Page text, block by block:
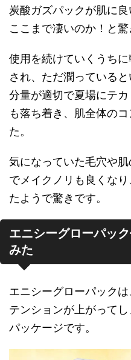
炭酸ガズパックが肌に良
ここまで凄いのか！と驚
使用を続けていくうち
され、ただ潤っている
分量が適切で夏場にテ
も落ち着き、肌全体の
た。
気になっていた毛穴や
でメイクノリも良くな
たようで驚きです。
エニシーグローパッ
みた
エニシーグローパック
テンションが上がって
パッケージです。